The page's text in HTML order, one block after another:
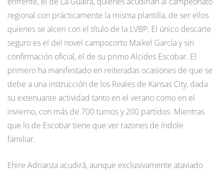
regional con prácticamente la misma plantilla, de ser ellos
quienes se alcen con el título de la LVBP. El único descarte
seguro es el del novel campocorto Maikel García y sin
confirmación oficial, el de su primo Alcides Escobar. El
primero ha manifestado en reiteradas ocasiones de que se
debe a una instrucción de los Reales de Kansas City, dada
su extenuante actividad tanto en el verano como en el
invierno, con más de 700 turnos y 200 partidos. Mientras
que lo de Escobar tiene que ver razones de índole
familiar.
Ehire Adrianza acudirá, aunque exclusivamente ataviado